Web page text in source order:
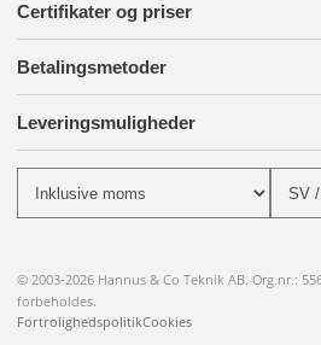
Certifikater og priser
Betalingsmetoder
Leveringsmuligheder
© 2003-2026 Hannus & Co Teknik AB. Org.nr.:
forbeholdes.
FortrolighedspolitikCookies